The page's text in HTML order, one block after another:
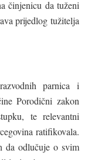
činjenicu da tuženi
prijedlog tužitelja
parnica i
Porodični zakon
te relevantni
ratifikovala.
da odlučuje o svim